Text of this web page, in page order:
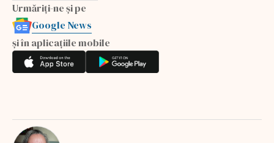
Urmăriți-ne și pe
Google News
și în aplicațiile mobile